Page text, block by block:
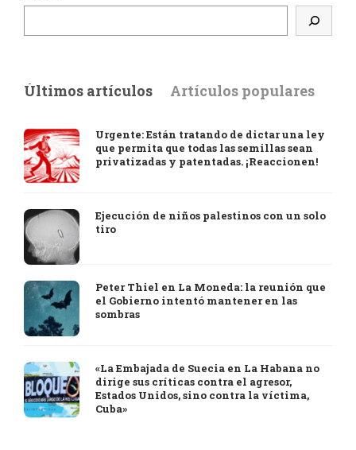
Últimos artículos Artículos populares
Urgente: Están tratando de dictar una ley
que permita que todas las semillas sean
privatizadas y patentadas. ¡Reaccionen!
Ejecución de niños palestinos con un solo
tiro
Peter Thiel en La Moneda: la reunión que
el Gobierno intentó mantener en las
sombras
«La Embajada de Suecia en La Habana no
dirige sus críticas contra el agresor,
Estados Unidos, sino contra la víctima,
Cuba»